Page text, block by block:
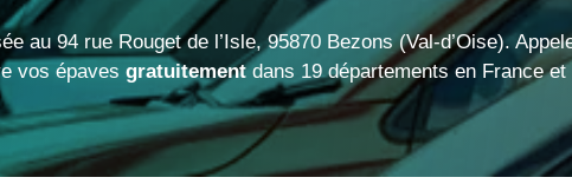
au 94 rue Rouget de l’Isle, 95870 Bezons (Val-d’Oise).
vos épaves gratuitementdans 19 départements en France